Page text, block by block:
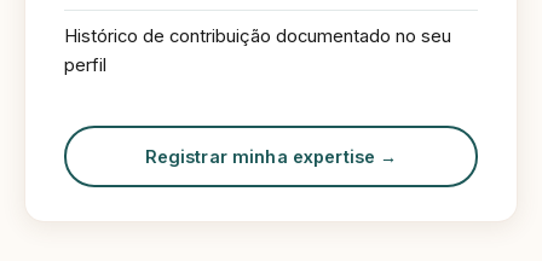
Histórico de contribuição documentado no seu
perfil
Registrar minha expertise →